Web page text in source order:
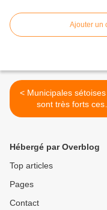
Ajouter un
< Municipales sétoises : Ils
sont très forts ces
vicomtes !
Hébergé par Overblog
Top articles
Pages
Contact